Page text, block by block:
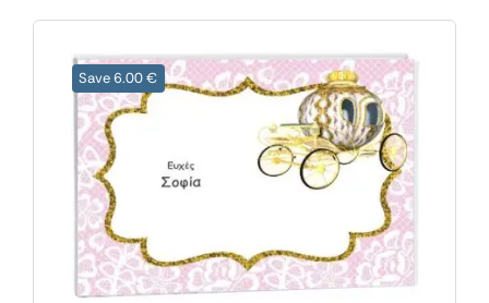
Save 6.00 €